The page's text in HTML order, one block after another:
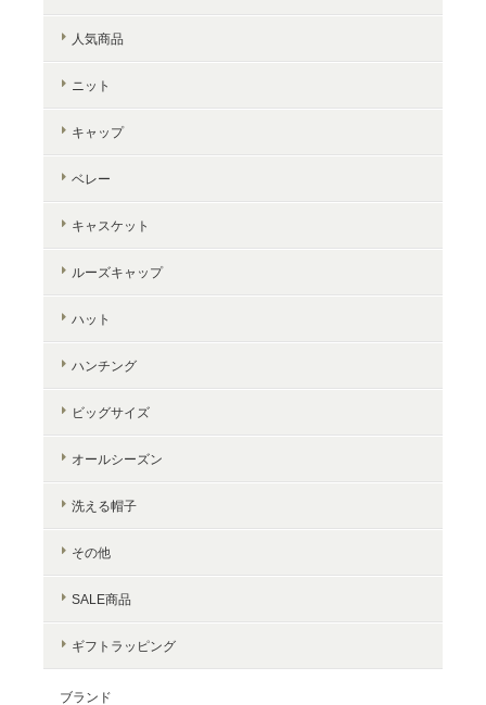
人気商品
ニット
キャップ
ベレー
キャスケット
ルーズキャップ
ハット
ハンチング
ビッグサイズ
オールシーズン
洗える帽子
その他
SALE商品
ギフトラッピング
ブランド